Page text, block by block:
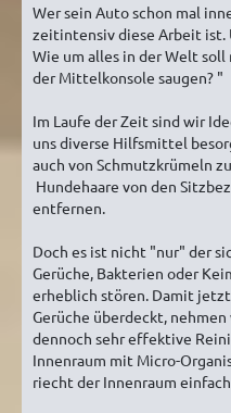
Wer sein Auto schon mal
zeitintensiv diese Arbeit ist.
Wie um alles in der Welt
der Mittelkonsole saugen? "
Im Laufe der Zeit sind wir
uns diverse Hilfsmittel
auch von Schmutzkrümeln
Hundehaare von den
entfernen.
Doch es ist nicht "nur" der
Gerüche, Bakterien oder
erheblich stören. Damit
Gerüche überdeckt,
dennoch sehr effektive
Innenraum mit Micro-
riecht der Innenraum